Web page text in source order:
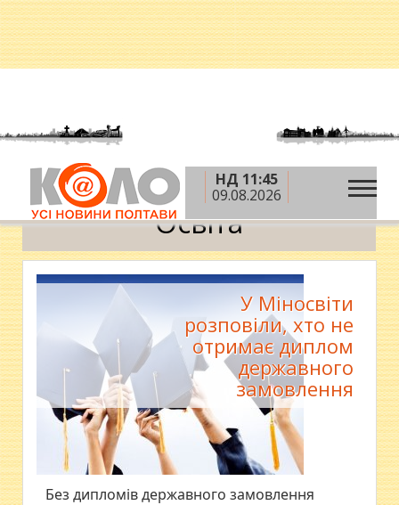
НД 11:45
09.08.2026
Головна » Новини » Освіта
Освіта
У Міносвіти
розповіли, хто не
отримає диплом
державного
замовлення
Без дипломів державного замовлення